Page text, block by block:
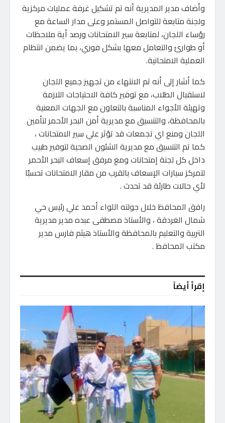
وأضاف مدير المديرية أنه تم تشكيل غرفة عمليات مركزية
ولجنة متابعة للتواصل المستمر وعلى مدار الساعة مع
رؤساء اللجان، لمتابعة سير الامتحانات ورصد أية ملاحظات
أو طوارئ والتعامل معها بشكل فوري، بما يضمن انتظام
العملية الامتحانية.
كما أشار إلى أنه تم الانتهاء من تجهيز جميع اللجان
لاستقبال الطلاب، مع توفير كافة الاحتياجات اللازمة
وتهيئة الأجواء المناسبة بالتعاون مع الجهات المعنية
بالمحافظة، والتنسيق مع مديرية أمن البحر الأحمر لتأمين
اللجان ومنع اي تجمعات قد تؤثر علي سير الامتحانات ،
كما تم التنسيق مع مديرية الشئون الصحية لتوفير طبيب
داخل كل لجنة إمتحانات ومع مرفق إسعاف البحر الأحمر
لتمركز سيارات الإسعاف بالقرب من مقار الامتحانات تحسبًا
لأي حالات طارئة قد تحدث .
رافق المحافظ خلال جولته اللواء أحمد علي رئيس حي
شمال الغردقة ، والأستاذ مصطفى عبده مدير مديرية
التربية والتعليم بالمحافظة والأستاذ هيثم فارس مدير
مكتب المحافظ .
إقرأ أيضاً